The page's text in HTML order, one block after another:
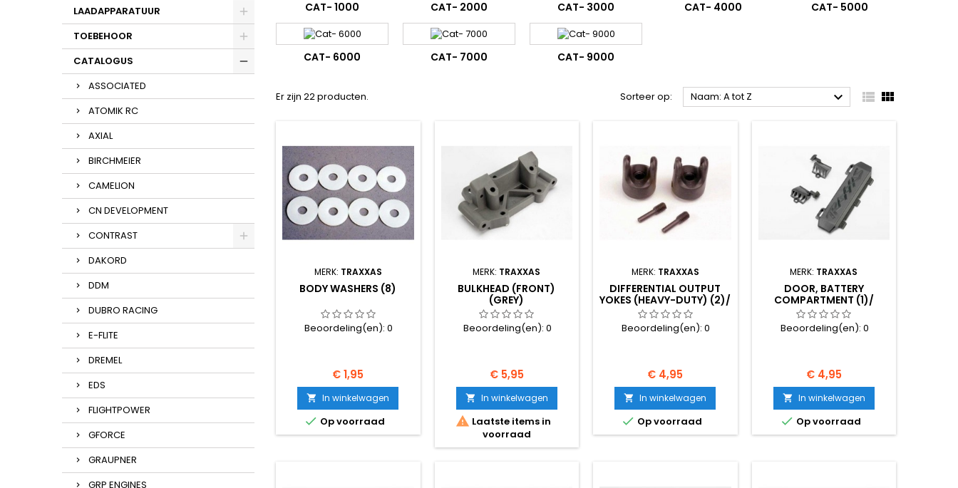
LAADAPPARATUUR
TOEBEHOOR
CATALOGUS
ASSOCIATED
ATOMIK RC
AXIAL
BIRCHMEIER
CAMELION
CN DEVELOPMENT
CONTRAST
DAKORD
DDM
DUBRO RACING
E-FLITE
DREMEL
EDS
FLIGHTPOWER
GFORCE
GRAUPNER
GRP ENGINES
CAT- 1000 CAT- 2000 CAT- 3000 CAT- 4000 CAT- 5000
CAT- 6000 CAT- 7000 CAT- 9000
Er zijn 22 producten. Sorteer op: Naam: A tot Z   
MERK: TRAXXAS
BODY WASHERS (8)
Beoordeling(en):0
Prijs
€ 1,95
 In winkelwagen
 Op voorraad
MERK: TRAXXAS
BULKHEAD (FRONT)
(GREY)
Beoordeling(en): 0
Prijs
€ 5,95
 In winkelwagen
 Laatste items in
voorraad
MERK: TRAXXAS
DIFFERENTIAL OUTPUT
YOKES (HEAVY-DUTY) (2)/
SET SCREW YOKE P
Beoordeling(en):0
Prijs
€ 4,95
 In winkelwagen
 Op voorraad
MERK: TRAXXAS
DOOR, BATTERY
COMPARTMENT (1)/
VENTS, BATTERY
COMPARTMENT (1
Beoordeling(en): 0
Prijs
€ 4,95
 In winkelwagen
 Op voorraad